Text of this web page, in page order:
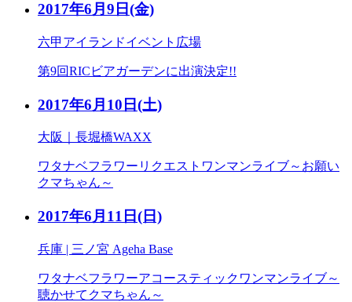
2017年6月9日(金)
六甲アイランドイベント広場
第9回RICビアガーデンに出演決定!!
2017年6月10日(土)
大阪｜長堀橋WAXX
ワタナベフラワーリクエストワンマンライブ～お願い
クマちゃん～
2017年6月11日(日)
兵庫 | 三ノ宮 Ageha Base
ワタナベフラワーアコースティックワンマンライブ～
聴かせてクマちゃん～